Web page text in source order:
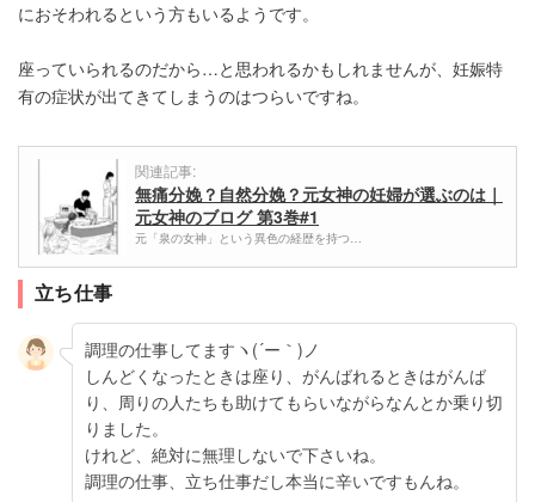
におそわれるという方もいるようです。
座っていられるのだから…と思われるかもしれませんが、妊娠特
有の症状が出てきてしまうのはつらいですね。
関連記事:
無痛分娩？自然分娩？元女神の妊婦が選ぶのは｜
元女神のブログ 第3巻#1
元「泉の女神」という異色の経歴を持つ…
立ち仕事
調理の仕事してますヽ(´ー｀)ノ
しんどくなったときは座り、がんばれるときはがんば
り、周りの人たちも助けてもらいながらなんとか乗り切
りました。
けれど、絶対に無理しないで下さいね。
調理の仕事、立ち仕事だし本当に辛いですもんね。